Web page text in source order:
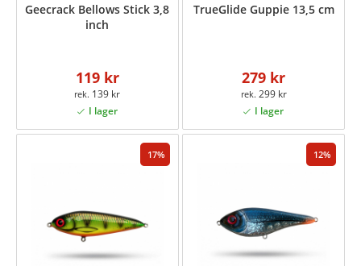
Geecrack Bellows Stick 3,8
inch
119 kr
139 kr
TrueGlide Guppie 13,5 cm
279 kr
299 kr
17 12